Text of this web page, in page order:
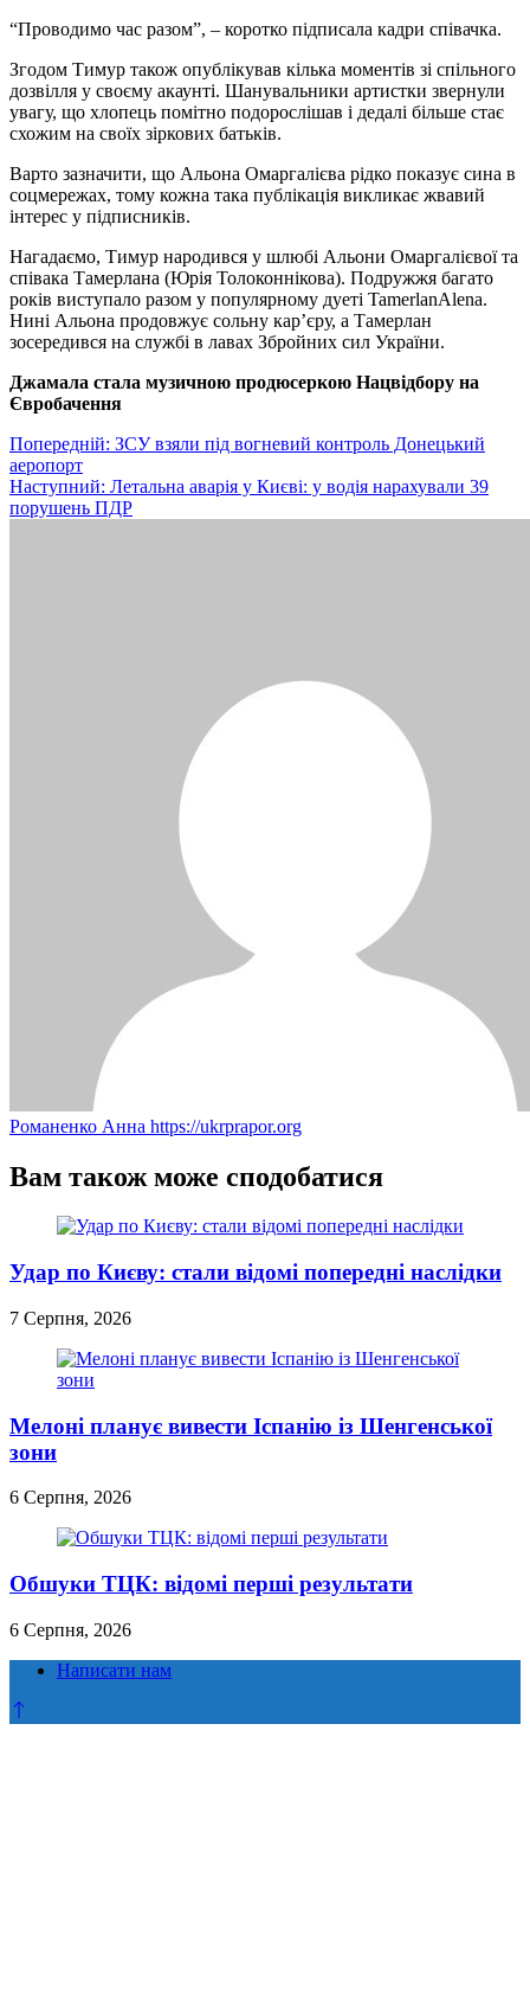
“Проводимо час разом”, – коротко підписала кадри співачка.
Згодом Тимур також опублікував кілька моментів зі спільного
дозвілля у своєму акаунті. Шанувальники артистки звернули
увагу, що хлопець помітно подорослішав і дедалі більше стає
схожим на своїх зіркових батьків.
Варто зазначити, що Альона Омаргалієва рідко показує сина в
соцмережах, тому кожна така публікація викликає жвавий
інтерес у підписників.
Нагадаємо, Тимур народився у шлюбі Альони Омаргалієвої та
співака Тамерлана (Юрія Толоконнікова). Подружжя багато
років виступало разом у популярному дуеті TamerlanAlena.
Нині Альона продовжує сольну кар’єру, а Тамерлан
зосередився на службі в лавах Збройних сил України.
Джамала стала музичною продюсеркою Нацвідбору на
Євробачення
Навігація
записів
Попередній: ЗСУ взяли під вогневий контроль Донецький
аеропорт
Наступний: Летальна аварія у Києві: у водія нарахували 39
порушень ПДР
Романенко Анна https://ukrprapor.org
Вам також може сподобатися
Удар по Києву: стали відомі попередні наслідки
7 Серпня, 2026
Мелоні планує вивести Іспанію із Шенгенської
зони
6 Серпня, 2026
Обшуки ТЦК: відомі перші результати
6 Серпня, 2026
Написати нам
Прокрутка
до